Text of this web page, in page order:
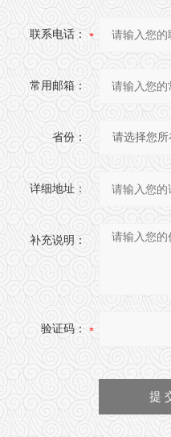
联系电话：
常用邮箱：
省份：
详细地址：
补充说明：
验证码：